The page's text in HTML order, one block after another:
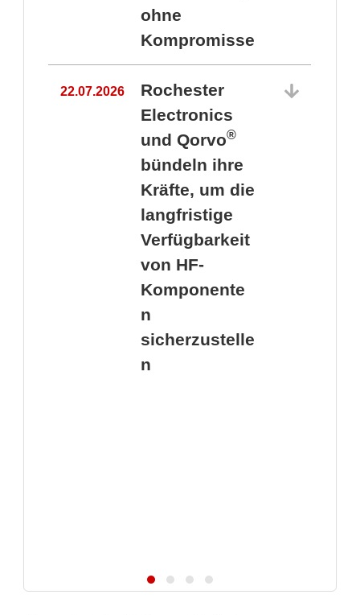
ohne
Kompromisse
22.07.2026
Rochester
Electronics
und Qorvo®
bündeln ihre
Kräfte, um die
langfristige
Verfügbarkeit
von HF-
Komponente
n
sicherzustelle
n